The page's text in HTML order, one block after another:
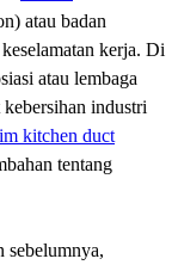
atau badan
kerja. Di
atau lembaga
industri
kitchen duct
tentang
sebelumnya,